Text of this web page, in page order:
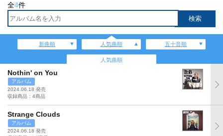
全4件
新曲順 人気曲順 五十音順
人気曲順
Nothin' on You
アルバム
2024.06.18 発売
収録商品：4商品
Strange Clouds
アルバム
2024.06.18 発売